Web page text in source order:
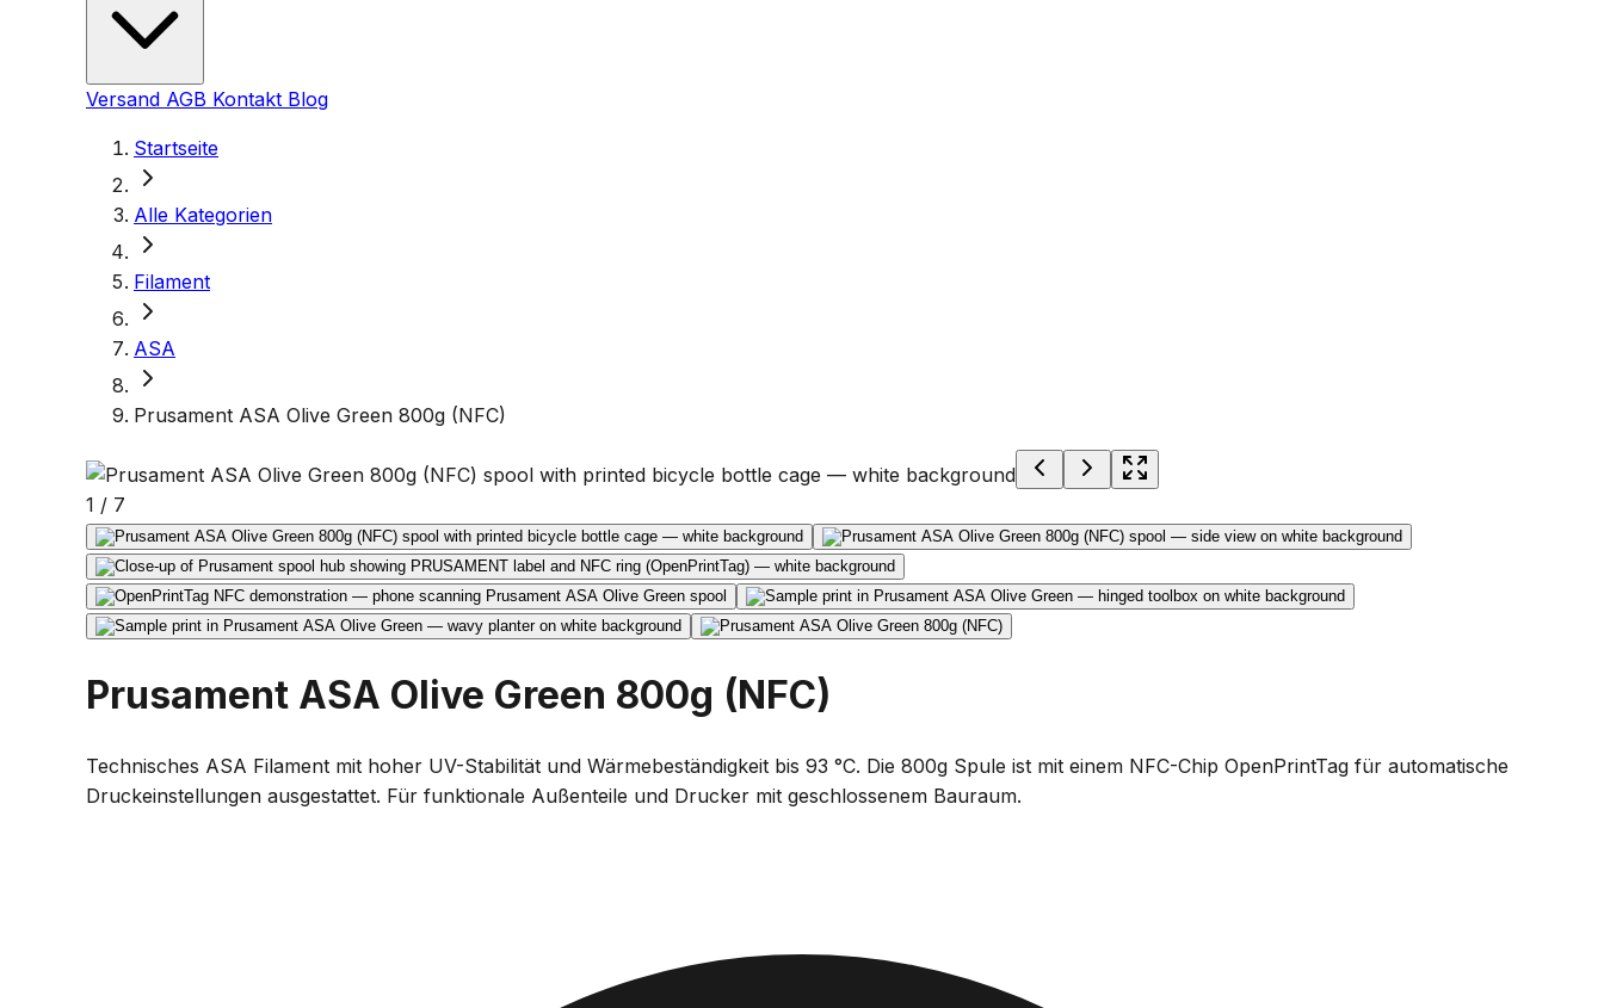
Versand AGB Kontakt Blog
Startseite
Alle Kategorien
Filament
ASA
Prusament ASA Olive Green 800g (NFC)
1 / 7
Prusament ASA Olive Green 800g (NFC)
Technisches ASA Filament mit hoher UV-Stabilität und Wärmebeständigkeit bis 93 °C. Die 800g Spule ist mit einem NFC-Chip OpenPrintTag für automatische
Druckeinstellungen ausgestattet. Für funktionale Außenteile und Drucker mit geschlossenem Bauraum.